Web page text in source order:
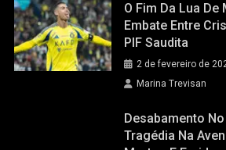
O Fim Da Lua De
Embate Entre
PIF Saudita
2 de fevereiro de
Marina Trevisan
Desabamento
Tragédia Na